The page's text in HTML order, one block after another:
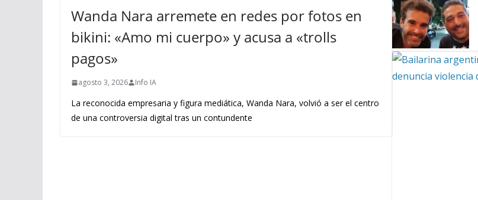
Wanda Nara arremete en redes por fotos en
bikini: «Amo mi cuerpo» y acusa a «trolls
pagos»
agosto 3, 2026 Info IA
La reconocida empresaria y figura mediática, Wanda Nara, volvió a ser el centro
de una controversia digital tras un contundente